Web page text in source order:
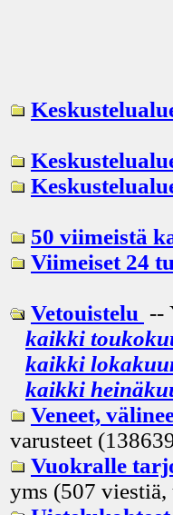
50 viimeistä
Viimeiset 24
Vetouistelu --
kaikki
kaikki
kaikki
Veneet,
varusteet
Vuokralle
yms (507 viestiä,